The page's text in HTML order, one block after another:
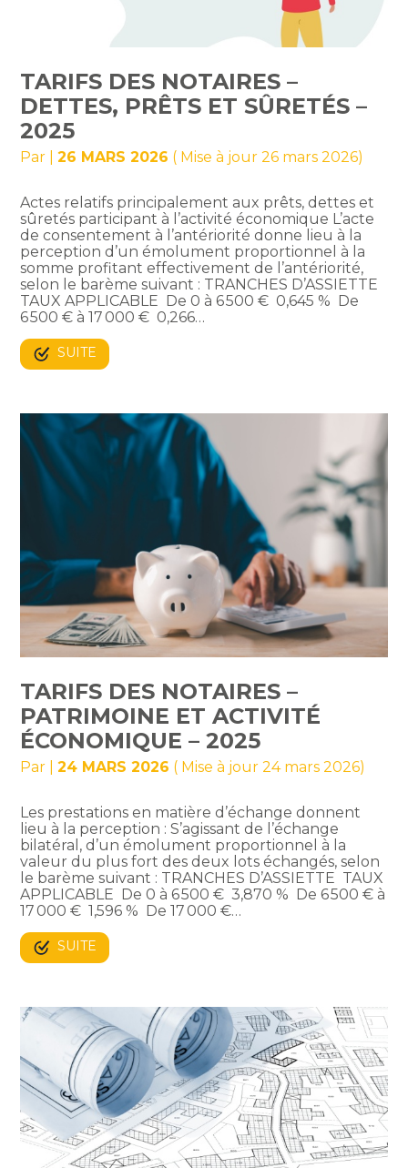
TARIFS DES NOTAIRES –
DETTES, PRÊTS ET SÛRETÉS –
2025
Par |26 MARS 2026 ( Mise à jour 26 mars 2026)
Actes relatifs principalement aux prêts, dettes et
sûretés participant à l’activité économique L’acte
de consentement à l’antériorité donne lieu à la
perception d’un émolument proportionnel à la
somme profitant effectivement de l’antériorité,
selon le barème suivant : TRANCHES D’ASSIETTE
TAUX APPLICABLE De 0 à 6 500 € 0,645 % De
6 500 € à 17 000 € 0,266…
SUITE
TARIFS DES NOTAIRES –
PATRIMOINE ET ACTIVITÉ
ÉCONOMIQUE – 2025
Par |24 MARS 2026 ( Mise à jour 24 mars 2026)
Les prestations en matière d’échange donnent
lieu à la perception : S’agissant de l’échange
bilatéral, d’un émolument proportionnel à la
valeur du plus fort des deux lots échangés, selon
le barème suivant : TRANCHES D’ASSIETTE TAUX
APPLICABLE De 0 à 6 500 € 3,870 % De 6 500 € à
17 000 € 1,596 % De 17 000 €…
SUITE